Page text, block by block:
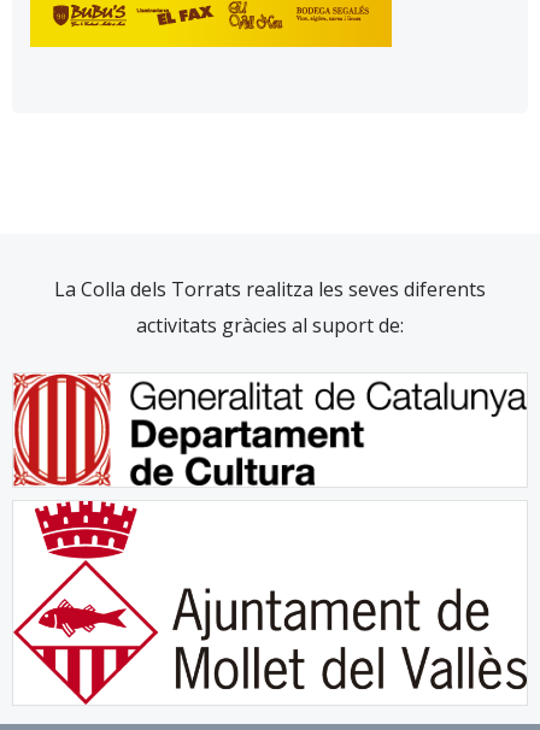
La Colla dels Torrats realitza les seves diferents
activitats gràcies al suport de: